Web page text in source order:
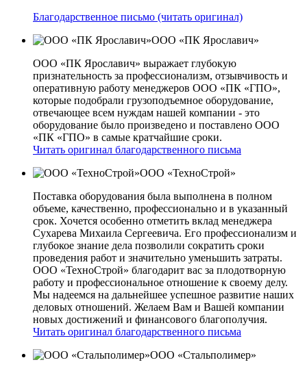
Благодарственное письмо (читать оригинал)
ООО «ПК Ярославич»
ООО «ПК Ярославич» выражает глубокую
признательность за профессионализм, отзывчивость и
оперативную работу менеджеров ООО «ПК «ГПО»,
которые подобрали грузоподъемное оборудование,
отвечающее всем нуждам нашей компании - это
оборудование было произведено и поставлено ООО
«ПК «ГПО» в самые кратчайшие сроки.
Читать оригинал благодарственного письма
ООО «ТехноСтрой»
Поставка оборудования была выполнена в полном
объеме, качественно, профессионально и в указанный
срок. Хочется особенно отметить вклад менеджера
Сухарева Михаила Сергеевича. Его профессионализм и
глубокое знание дела позволили сократить сроки
проведения работ и значительно уменьшить затраты.
ООО «ТехноСтрой» благодарит вас за плодотворную
работу и профессиональное отношение к своему делу.
Мы надеемся на дальнейшее успешное развитие наших
деловых отношений. Желаем Вам и Вашей компании
новых достижений и финансового благополучия.
Читать оригинал благодарственного письма
ООО «Стальполимер»